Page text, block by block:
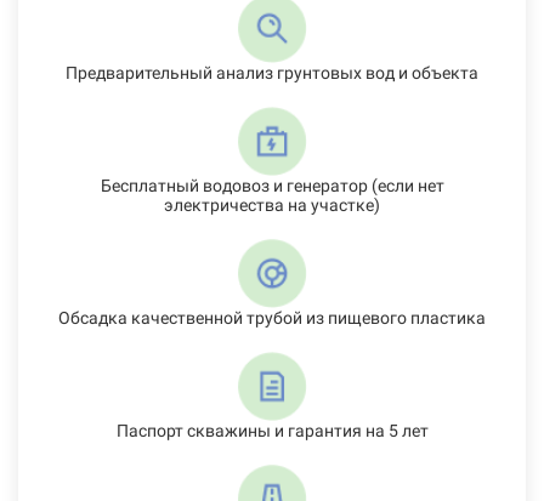
Предварительный анализ грунтовых вод и объекта
Бесплатный водовоз и генератор (если нет
электричества на участке)
Обсадка качественной трубой из пищевого пластика
Паспорт скважины и гарантия на 5 лет